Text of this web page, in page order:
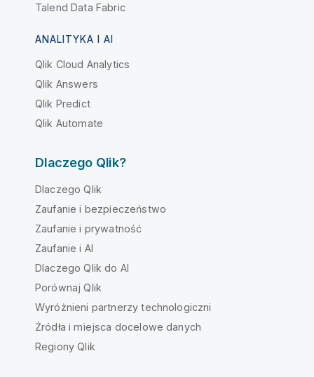
Talend Data Fabric
ANALITYKA I AI
Qlik Cloud Analytics
Qlik Answers
Qlik Predict
Qlik Automate
Dlaczego Qlik?
Dlaczego Qlik
Zaufanie i bezpieczeństwo
Zaufanie i prywatność
Zaufanie i AI
Dlaczego Qlik do AI
Porównaj Qlik
Wyróżnieni partnerzy technologiczni
Źródła i miejsca docelowe danych
Regiony Qlik